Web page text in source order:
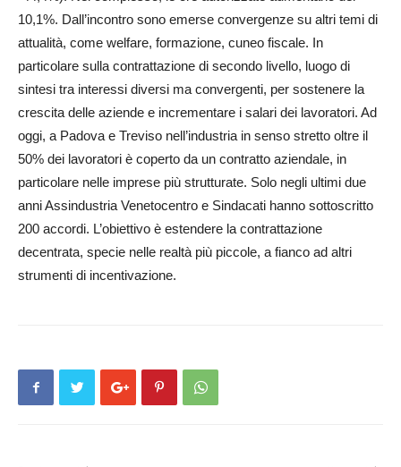
10,1%. Dall’in­con­tro sono emerse convergenze su altri temi di
attualità, come welfare, formazione, cuneo fiscale. In
particolare sulla contrattazione di secondo livello, luogo di
sintesi tra interessi diversi ma convergenti, per sostenere la
crescita delle aziende e incrementare i salari dei lavoratori. Ad
oggi, a Padova e Treviso nell’industria in senso stretto oltre il
50% dei lavoratori è coperto da un contratto aziendale, in
particolare nelle imprese più strutturate. Solo negli ultimi due
anni Assindustria Venetocentro e Sindacati hanno sottoscritto
200 accordi. L’obiettivo è estendere la contrattazione
decentrata, specie nelle realtà più piccole, a fianco ad altri
strumenti di incentivazione.